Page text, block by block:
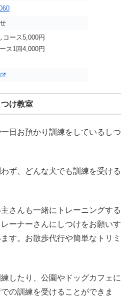
コース5,000円
ス1回4,000円
け教室
日お預かり訓練をしているしつ
ず、どんな犬でも訓練を受ける
さんも一緒にトレーニングする
ーナーさんにしつけをお願いす
す。お散歩代行や簡単なトリミ
したり、公園やドッグカフェに
の訓練を受けることができま